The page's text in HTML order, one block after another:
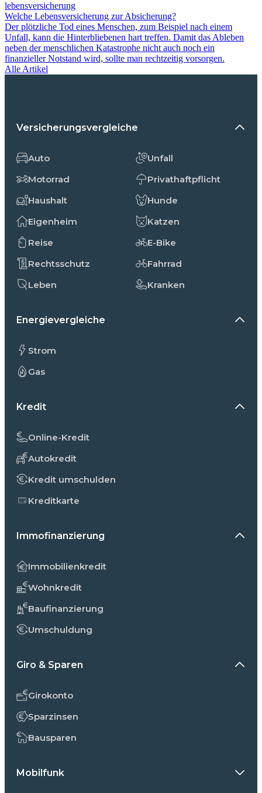
lebensversicherung
Welche Lebensversicherung zur Absicherung?
Der plötzliche Tod eines Menschen, zum Beispiel nach einem
Unfall, kann die Hinterbliebenen hart treffen. Damit das Ableben
neben der menschlichen Katastrophe nicht auch noch ein
finanzieller Notstand wird, sollte man rechtzeitig vorsorgen.
Alle Artikel
Versicherungsvergleiche
Auto
Motorrad
Haushalt
Eigenheim
Reise
Rechtsschutz
Leben
Unfall
Privathaftpflicht
Hunde
Katzen
E-Bike
Fahrrad
Kranken
Energievergleiche
Strom
Gas
Kredit
Online-Kredit
Autokredit
Kredit umschulden
Kreditkarte
Immofinanzierung
Immobilienkredit
Wohnkredit
Baufinanzierung
Umschuldung
Giro & Sparen
Girokonto
Sparzinsen
Bausparen
Mobilfunk